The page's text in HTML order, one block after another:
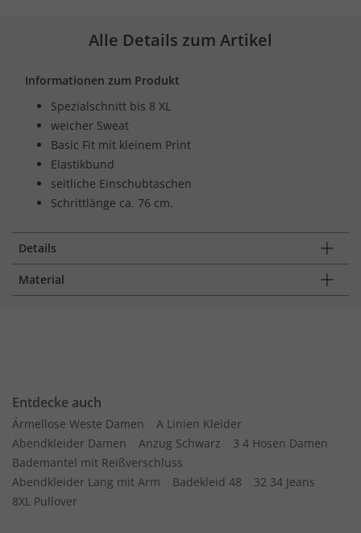
Alle Details zum Artikel
Informationen zum Produkt
Spezialschnitt bis 8 XL
weicher Sweat
Basic Fit mit kleinem Print
Elastikbund
seitliche Einschubtaschen
Schrittlänge ca. 76 cm.
Details
Material
Entdecke auch
Ärmellose Weste Damen
A Linien Kleider
Abendkleider Damen
Anzug Schwarz
3 4 Hosen Damen
Bademantel mit Reißverschluss
Abendkleider Lang mit Arm
Badekleid 48
32 34 Jeans
8XL Pullover